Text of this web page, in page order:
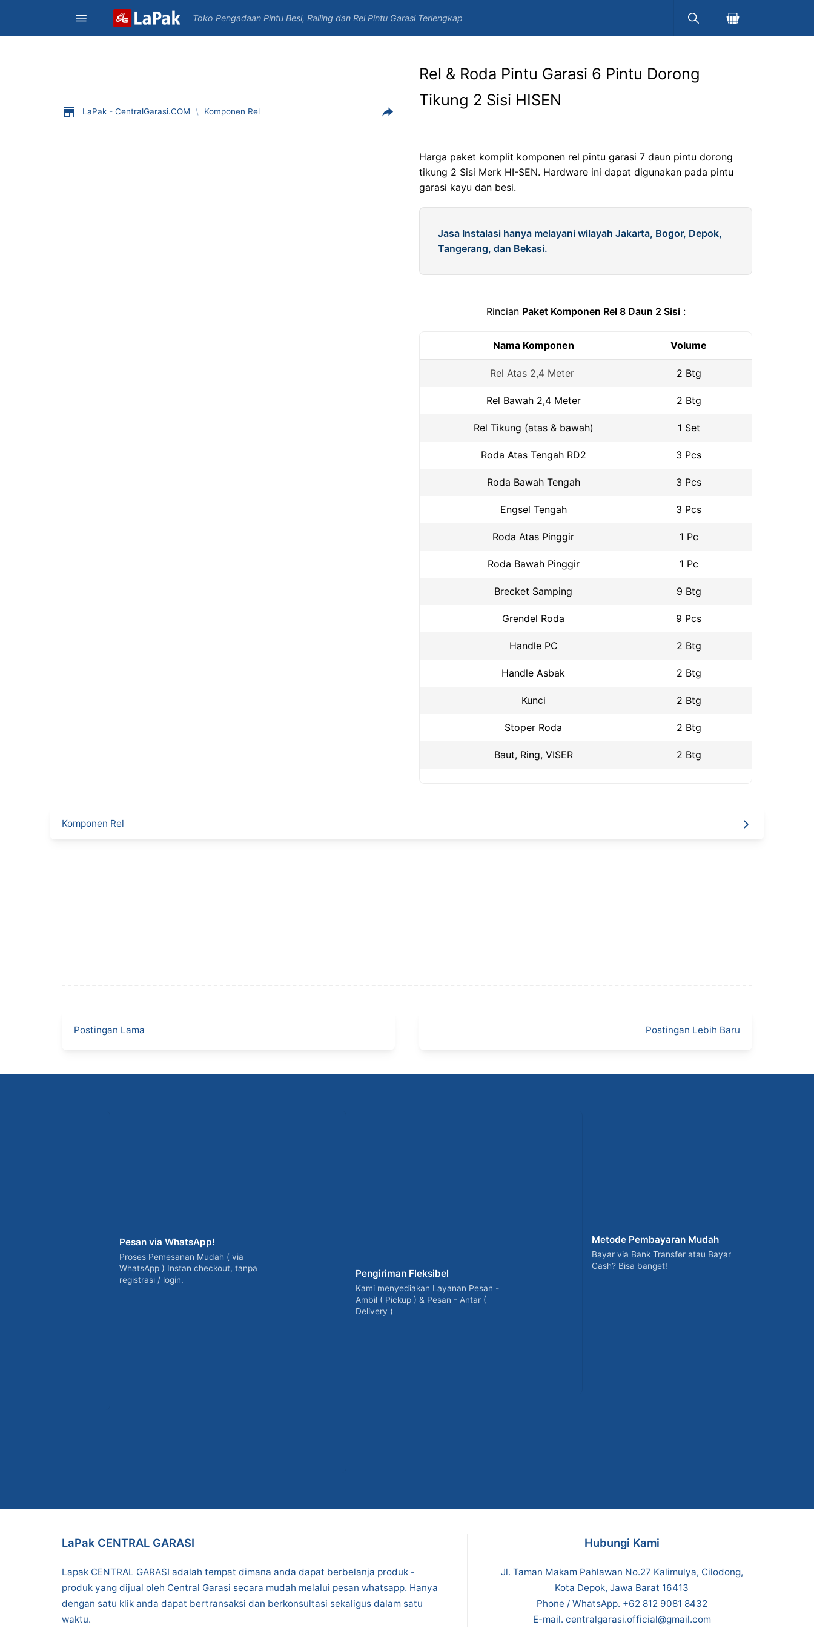
Toko Pengadaan Pintu Besi, Railing dan Rel Pintu Garasi Terlengkap
LaPak - CentralGarasi.COM \ Komponen Rel
Rel & Roda Pintu Garasi 6 Pintu Dorong
Tikung 2 Sisi HISEN
Harga paket komplit komponen rel pintu garasi 7 daun pintu dorong
tikung 2 Sisi Merk HI-SEN. Hardware ini dapat digunakan pada pintu
garasi kayu dan besi.
Jasa Instalasi hanya melayani wilayah Jakarta, Bogor, Depok,
Tangerang, dan Bekasi.
Rincian Paket Komponen Rel 8 Daun 2 Sisi:
Nama Komponen Volume
Rel Atas 2,4 Meter 2 Btg
Rel Bawah 2,4 Meter 2 Btg
Rel Tikung (atas & bawah) 1 Set
Roda Atas Tengah RD2 3 Pcs
Roda Bawah Tengah 3 Pcs
Engsel Tengah 3 Pcs
Roda Atas Pinggir 1 Pc
Roda Bawah Pinggir 1 Pc
Brecket Samping 9 Btg
Grendel Roda 9 Pcs
Handle PC 2 Btg
Handle Asbak 2 Btg
Kunci 2 Btg
Stoper Roda 2 Btg
Baut, Ring, VISER 2 Btg
Komponen Rel
Postingan Lama Postingan Lebih Baru
Pesan via WhatsApp!
Proses Pemesanan Mudah ( via
WhatsApp ) Instan checkout, tanpa
registrasi / login.
Pengiriman Fleksibel
Kami menyediakan Layanan Pesan -
Ambil ( Pickup ) & Pesan - Antar (
Delivery )
Metode Pembayaran Mudah
Bayar via Bank Transfer atau Bayar
Cash? Bisa banget!
LaPak CENTRAL GARASI
Lapak CENTRAL GARASI adalah tempat dimana anda dapat berbelanja produk -
produk yang dijual oleh Central Garasi secara mudah melalui pesan whatsapp. Hanya
dengan satu klik anda dapat bertransaksi dan berkonsultasi sekaligus dalam satu
waktu.
Hubungi Kami
Jl. Taman Makam Pahlawan No.27 Kalimulya, Cilodong,
Kota Depok, Jawa Barat 16413
Phone / WhatsApp. +62 812 9081 8432
E-mail. centralgarasi.official@gmail.com